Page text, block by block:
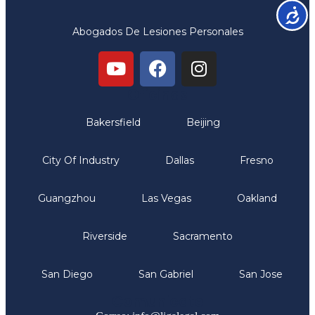
Abogados De Lesiones Personales
Bakersfield Beijing
City Of Industry Dallas Fresno
Guangzhou Las Vegas Oakland
Riverside Sacramento
San Diego San Gabriel San Jose